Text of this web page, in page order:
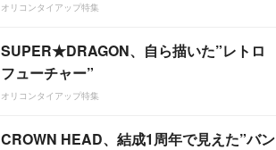
オリコンタイアップ特集
SUPER★DRAGON、自ら描いた”レトロ
フューチャー”
オリコンタイアップ特集
CROWN HEAD、結成1周年で見えた”バン